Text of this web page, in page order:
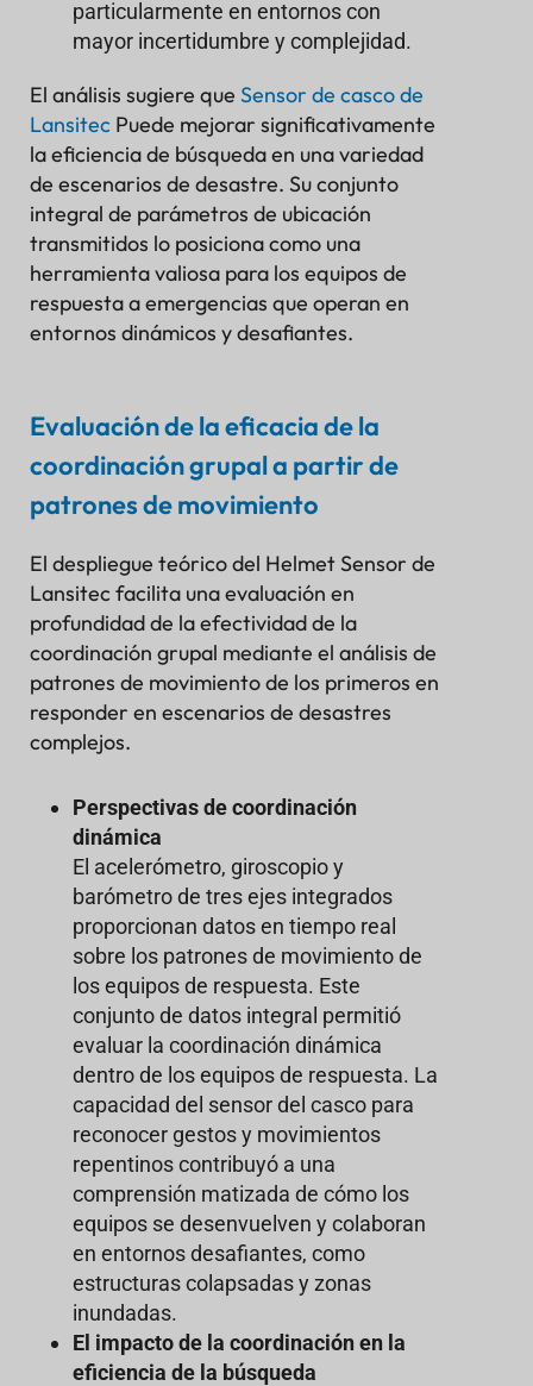
particularmente en entornos con
mayor incertidumbre y complejidad.
El análisis sugiere que Sensor de casco de
Lansitec Puede mejorar significativamente
la eficiencia de búsqueda en una variedad
de escenarios de desastre. Su conjunto
integral de parámetros de ubicación
transmitidos lo posiciona como una
herramienta valiosa para los equipos de
respuesta a emergencias que operan en
entornos dinámicos y desafiantes.
Evaluación de la eficacia de la
coordinación grupal a partir de
patrones de movimiento
El despliegue teórico del Helmet Sensor de
Lansitec facilita una evaluación en
profundidad de la efectividad de la
coordinación grupal mediante el análisis de
patrones de movimiento de los primeros en
responder en escenarios de desastres
complejos.
Perspectivas de coordinación
dinámica
El acelerómetro, giroscopio y
barómetro de tres ejes integrados
proporcionan datos en tiempo real
sobre los patrones de movimiento de
los equipos de respuesta. Este
conjunto de datos integral permitió
evaluar la coordinación dinámica
dentro de los equipos de respuesta. La
capacidad del sensor del casco para
reconocer gestos y movimientos
repentinos contribuyó a una
comprensión matizada de cómo los
equipos se desenvuelven y colaboran
en entornos desafiantes, como
estructuras colapsadas y zonas
inundadas.
El impacto de la coordinación en la
eficiencia de la búsqueda